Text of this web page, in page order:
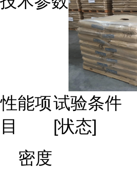
性能项
目
试验条件
[状态]
密度